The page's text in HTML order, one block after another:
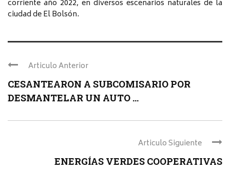
corriente año 2022, en diversos escenarios naturales de la
ciudad de El Bolsón.
Articulo Anterior
CESANTEARON A SUBCOMISARIO POR
DESMANTELAR UN AUTO ...
Articulo Siguiente
ENERGÍAS VERDES COOPERATIVAS